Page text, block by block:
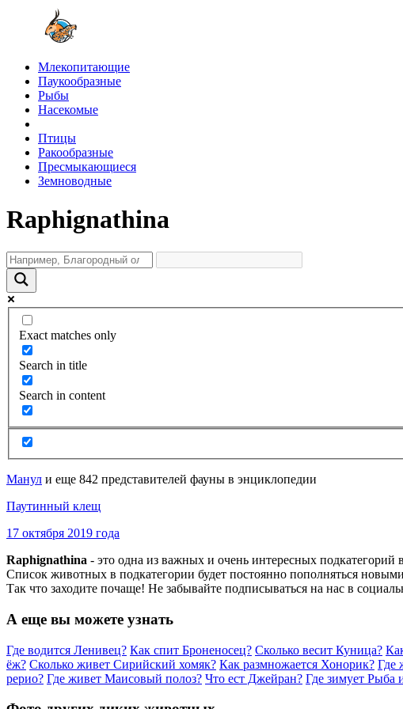
Млекопитающие
Паукообразные
Рыбы
Насекомые
Птицы
Ракообразные
Пресмыкающиеся
Земноводные
Raphignathina
Exact matches only
Search in title
Search in content
Манул и еще 842 представителей фауны в энциклопедии
Паутинный клещ
17 октября 2019 года
Raphignathina - это одна из важных и очень интересных
Список животных в подкатегории будет постоянно пополняться
Так что заходите почаще! Не забывайте подписываться на нас в
А еще вы можете узнать
Где водится Ленивец? Как спит Броненосец? Сколько весит Куница?
ёж? Сколько живет Сирийский хомяк? Как размножается Хонорик? Где
рерио? Где живет Маисовый полоз? Что ест Джейран? Где зимует Рыба